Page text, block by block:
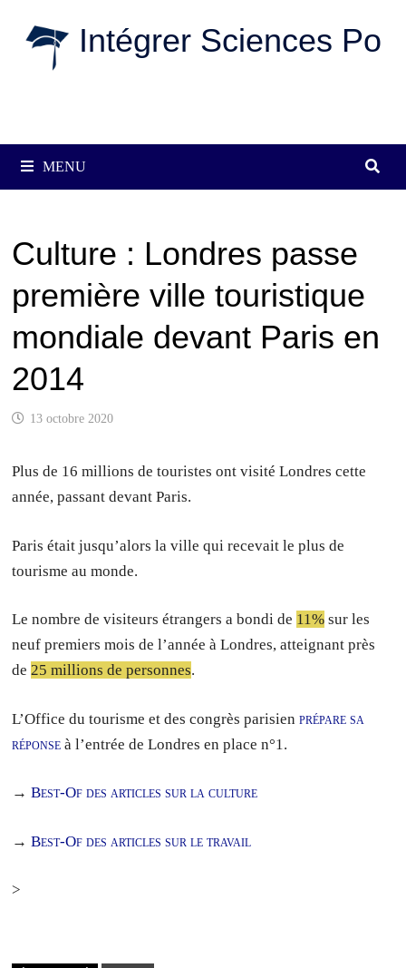
Intégrer Sciences Po
MENU
Culture : Londres passe
première ville touristique
mondiale devant Paris en
2014
13 octobre 2020
Plus de 16 millions de touristes ont visité Londres cette
année, passant devant Paris.
Paris était jusqu’alors la ville qui recevait le plus de
tourisme au monde.
Le nombre de visiteurs étrangers a bondi de 11% sur les
neuf premiers mois de l’année à Londres, atteignant près
de25 millions de personnes.
L’Office du tourisme et des congrès parisienprépare sa
réponse à l’entrée de Londres en place n°1.
→Best-Of des articles sur la culture
→Best-Of des articles sur le travail
>